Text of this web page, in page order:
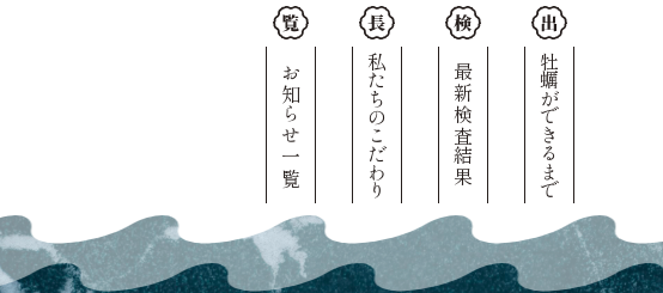
お知らせ一覧 私たちのこだわり 最新検査結果 牡蠣ができるまで